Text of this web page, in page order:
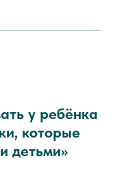
у ребёнка
которые
детьми»